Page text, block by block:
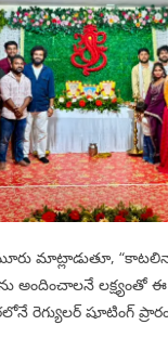
మాట్లాడుతూ,
అందించాలనే లక్ష్యంతో ఈ
రెగ్యులర్ షూటింగ్